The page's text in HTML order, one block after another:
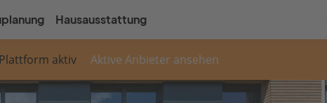
Hausausstattung
aktiv Aktive Anbieter ansehen